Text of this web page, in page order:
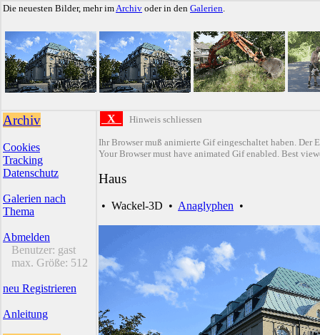
Die neuesten Bilder, mehr imArchiv oder in den Galerien.
Archiv
Cookies
Tracking
Datenschutz
Galerien nach
Thema
Abmelden
Benutzer: gast
max. Größe: 512
neu Registrieren
Anleitung
X Hinweis schliessen
Ihr Browser muß animierte Gif eingeschaltet haben. Der
Your Browser must have animated Gif enabled. Best
Haus
• Wackel-3D • Anaglyphen •